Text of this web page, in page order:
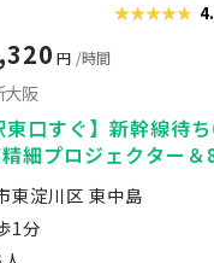
★★★★★
★★★★★
円 /時間
大阪
東口すぐ】新幹線待
細プロジェクター＆
ドルビー音質サウン
犯カメラ🈚️
東淀川区 東中島
1分